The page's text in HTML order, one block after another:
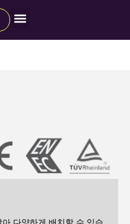
다양하게 배치할 수 있습